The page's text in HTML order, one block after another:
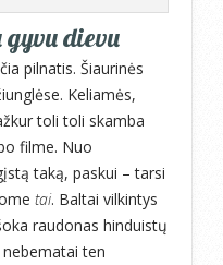
gyvu dievu
pilnatis. Šiaurinės
Keliamės,
toli toli skamba
filme. Nuo
taką, paskui – tarsi
tai. Baltai vilkintys
raudonas hinduistų
ten